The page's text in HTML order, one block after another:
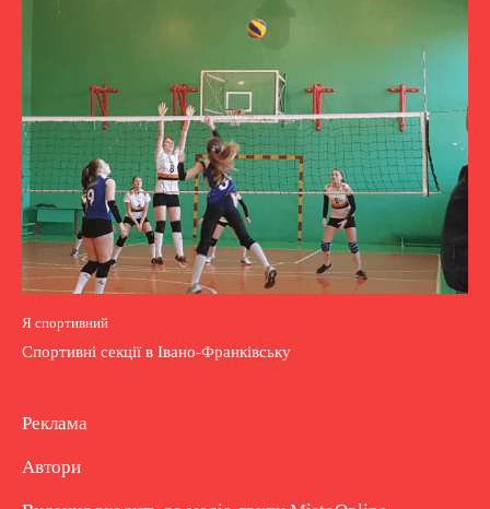
Я спортивний
Спортивні секції в Івано-Франківську
Реклама
Автори